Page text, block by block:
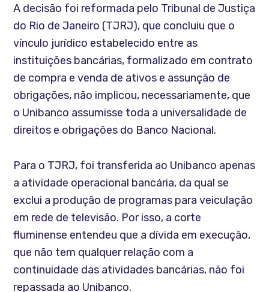
A decisão foi reformada pelo Tribunal de Justiça
do Rio de Janeiro (TJRJ), que concluiu que o
vínculo jurídico estabelecido entre as
instituições bancárias, formalizado em contrato
de compra e venda de ativos e assunção de
obrigações, não implicou, necessariamente, que
o Unibanco assumisse toda a universalidade de
direitos e obrigações do Banco Nacional.
Para o TJRJ, foi transferida ao Unibanco apenas
a atividade operacional bancária, da qual se
exclui a produção de programas para veiculação
em rede de televisão. Por isso, a corte
fluminense entendeu que a dívida em execução,
que não tem qualquer relação com a
continuidade das atividades bancárias, não foi
repassada ao Unibanco.